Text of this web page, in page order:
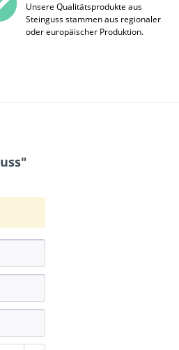
Unsere Qualitätsprodukte aus
Steinguss stammen aus regionaler
oder europäischer Produktion.